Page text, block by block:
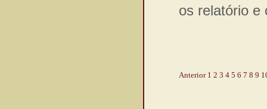
os relatório
Anterior 1 2 3 4 5 6 7 8 9